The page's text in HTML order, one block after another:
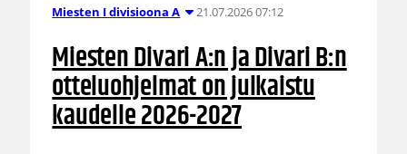
Miesten I divisioona A 21.07.2026 07:12
Miesten Divari A:n ja Divari B:n
otteluohjelmat on julkaistu
kaudelle 2026-2027